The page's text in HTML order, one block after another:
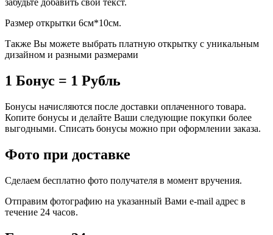
забудьте добавить свой текст.
Размер открытки 6см*10см.
Также Вы можете выбрать платную открытку с уникальным
дизайном и разными размерами
1 Бонус = 1 Рубль
Бонусы начисляются после доставки оплаченного товара.
Копите бонусы и делайте Ваши следующие покупки более
выгодными. Списать бонусы можно при оформлении заказа.
Фото при доставке
Сделаем бесплатно фото получателя в момент вручения.
Отправим фотографию на указанный Вами e-mail адрес в
течение 24 часов.